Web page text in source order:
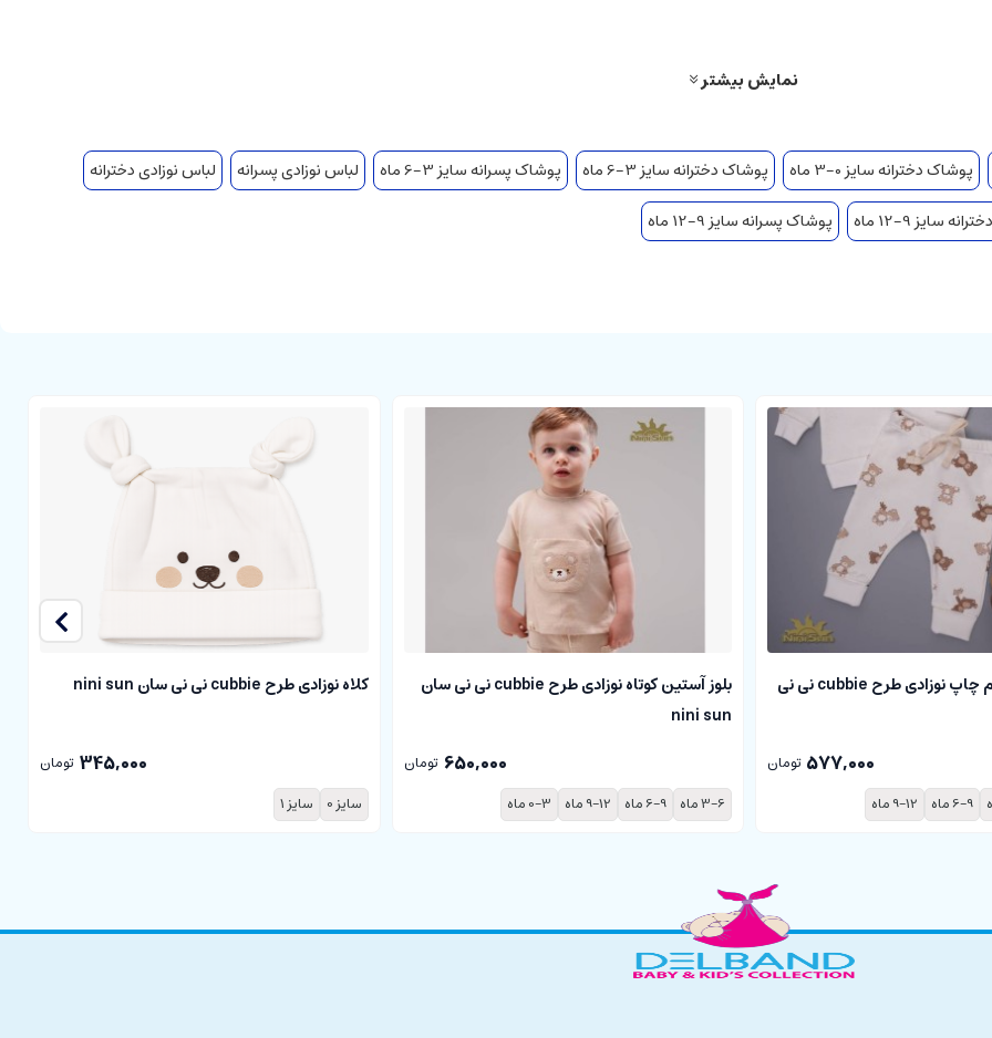
نمایش بیشتر
پوشاک دخترانه سایز 0-3 ماه پوشاک دخترانه سایز 3-6 ماه پوشاک پسرانه سایز 3-6 ماه لباس نوزادی پسرانه
لباس نوزادی دخترانه
سایز 9-12 ماه پوشاک پسرانه سایز 9-12 ماه
شلوار شیری تمام چاپ نوزادی طرح cubbie نی نی
577,000 تومان
6-9 ماه 9-12 ماه
بلوز آستین کوتاه نوزادی طرح cubbie نی نی سان
nini sun
650,000 تومان
3-6 ماه
6-9 ماه 9-12 ماه 0-3 ماه
کلاه نوزادی طرح cubbie نی نی سان nini sun
345,000 تومان
سایز 0
سایز 1